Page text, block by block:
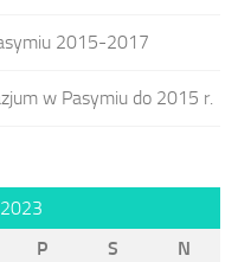
2015-2017
w Pasymiu do 2015 r.
P S
N